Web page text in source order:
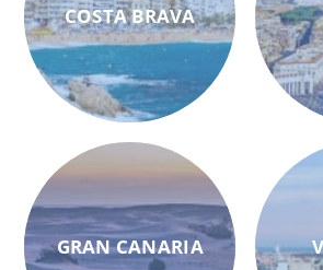
COSTA BRAVA
GRAN CANARIA